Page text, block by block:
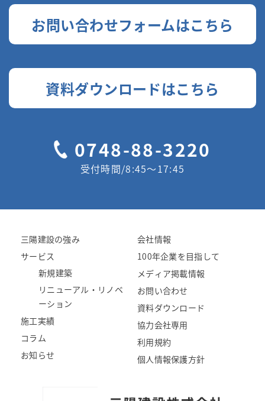
お問い合わせフォームはこちら
資料ダウンロードはこちら
0748-88-3220
受付時間/8:45〜17:45
三陽建設の強み
サービス
新規建築
リニューアル・リノベ
ーション
施工実績
コラム
お知らせ
会社情報
100年企業を目指して
メディア掲載情報
お問い合わせ
資料ダウンロード
協力会社専用
利用規約
個人情報保護方針